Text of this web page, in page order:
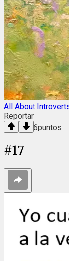
All About
Reportar
6puntos
#17